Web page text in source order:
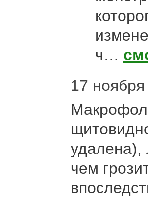
ч…
17
удалена),
чем